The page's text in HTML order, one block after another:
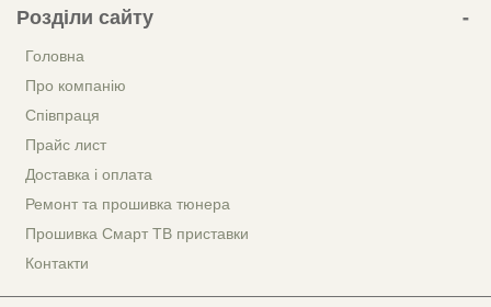
Розділи сайту
Головна
Про компанію
Співпраця
Прайс лист
Доставка і оплата
Ремонт та прошивка тюнера
Прошивка Смарт ТВ приставки
Контакти